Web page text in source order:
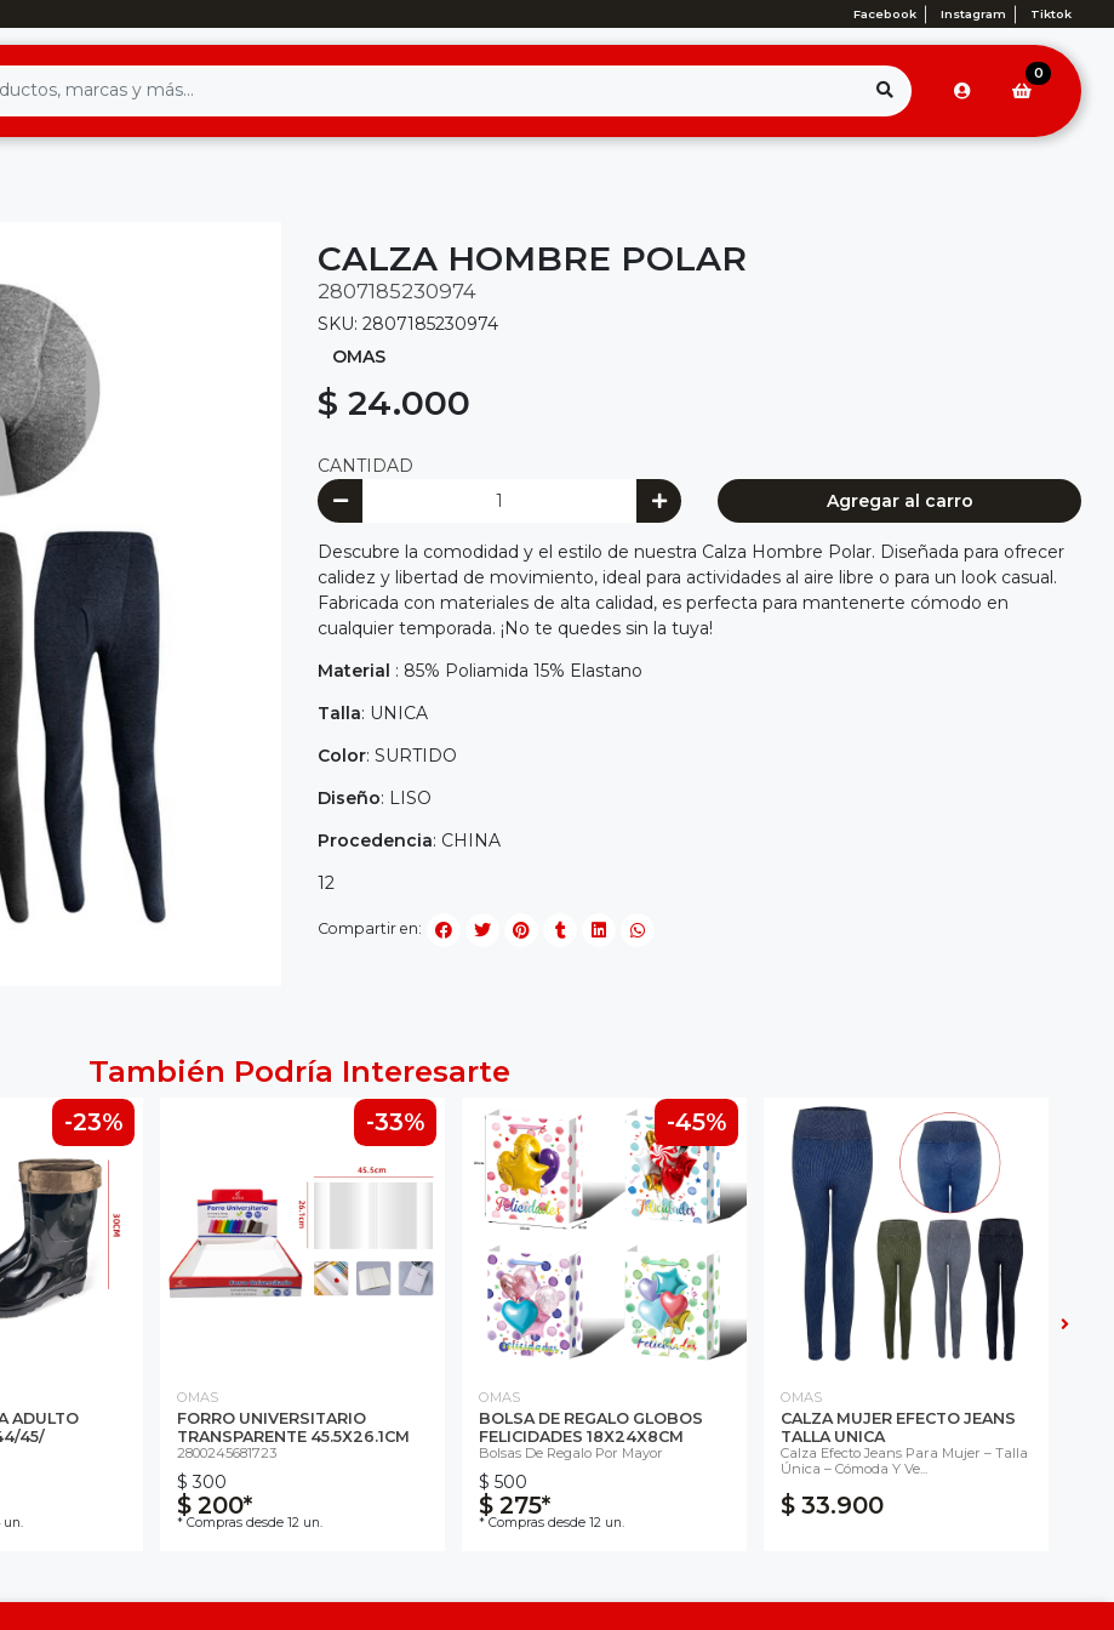
Facebook Instagram Tiktok
0
CALZA HOMBRE POLAR
2807185230974
SKU: 2807185230974
OMAS
$ 24.000
CANTIDAD
Agregar al carro
Descubre la comodidad y el estilo de nuestra Calza Hombre Polar. Diseñada para ofrecer
calidez y libertad de movimiento, ideal para actividades al aire libre o para un look casual.
Fabricada con materiales de alta calidad, es perfecta para mantenerte cómodo en
cualquier temporada. ¡No te quedes sin la tuya!
Material : 85% Poliamida 15% Elastano
Talla: UNICA
Color: SURTIDO
Diseño: LISO
Procedencia: CHINA
12
Compartir en:
También Podría Interesarte
-23%
ADULTO
45/
un.
-33%
OMAS
FORRO UNIVERSITARIO
TRANSPARENTE 45.5X26.1CM
2800245681723
$ 300
$ 200*
* Compras desde 12 un.
-45%
OMAS
BOLSA DE REGALO GLOBOS
FELICIDADES 18X24X8CM
Bolsas De Regalo Por Mayor
$ 500
$ 275*
* Compras desde 12 un.
OMAS
CALZA MUJER EFECTO JEANS
TALLA UNICA
Calza Efecto Jeans Para Mujer – Talla
Única – Cómoda Y Ve...
$ 33.900